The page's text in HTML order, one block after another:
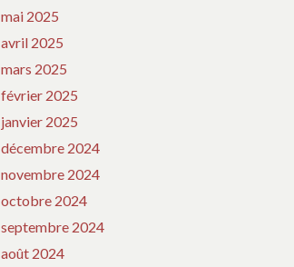
mai 2025
avril 2025
mars 2025
février 2025
janvier 2025
décembre 2024
novembre 2024
octobre 2024
septembre 2024
août 2024